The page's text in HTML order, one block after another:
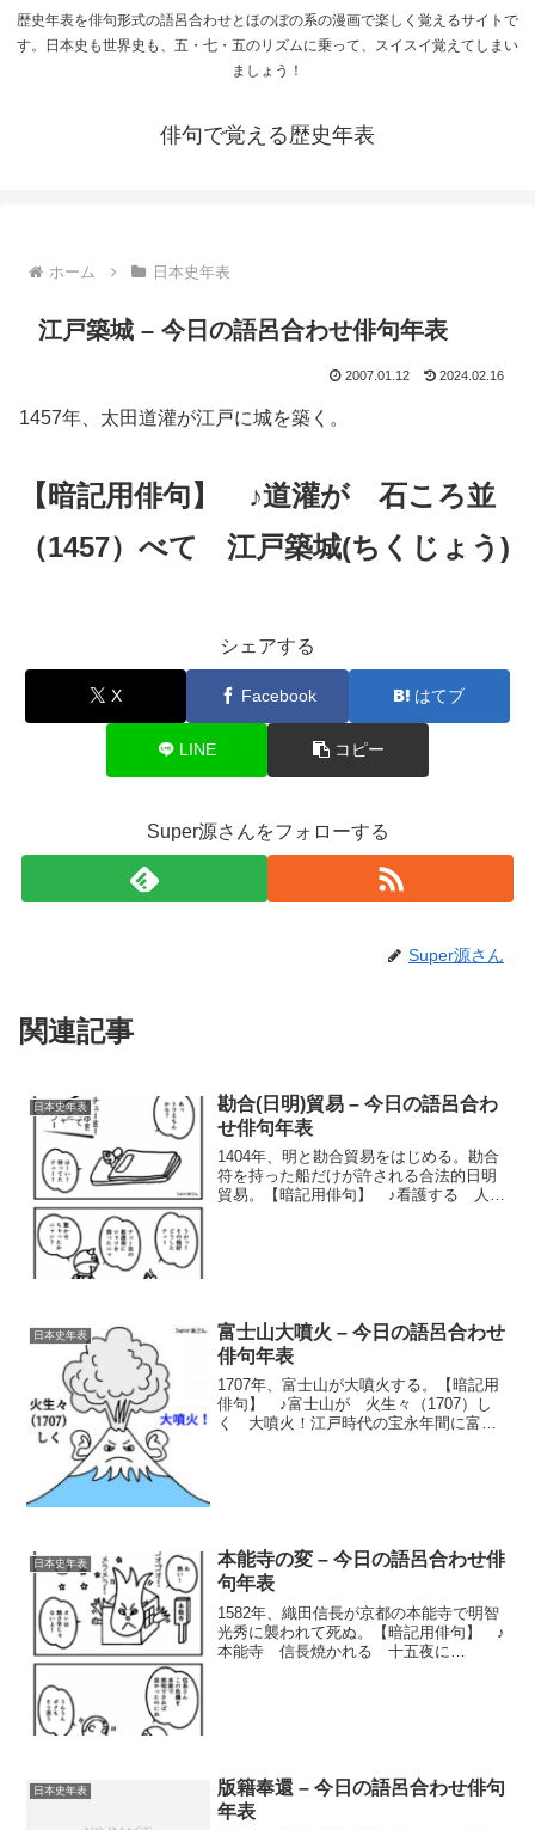
歴史年表を俳句形式の語呂合わせとほのぼの系の漫画で楽しく覚えるサイトで
す。日本史も世界史も、五・七・五のリズムに乗って、スイスイ覚えてしまい
ましょう！
俳句で覚える歴史年表
ホーム 日本史年表
江戸築城 – 今日の語呂合わせ俳句年表
2007.01.12 2024.02.16
1457年、太田道灌が江戸に城を築く。
【暗記用俳句】 ♪道灌が 石ころ並
（1457）べて 江戸築城(ちくじょう)
シェアする
X Facebook はてブ
LINE コピー
Super源さんをフォローする
Super源さん
関連記事
日本史年表
勘合(日明)貿易 – 今日の語呂合わ
せ俳句年表
1404年、明と勘合貿易をはじめる。勘合
符を持った船だけが許される合法的日明
貿易。【暗記用俳句】 ♪看護する 人シ
日本史年表
富士山大噴火 – 今日の語呂合わせ
俳句年表
1707年、富士山が大噴火する。【暗記用
俳句】 ♪富士山が 火生々（1707）し
く 大噴火！江戸時代の宝永年間に富士
日本史年表
本能寺の変 – 今日の語呂合わせ俳
句年表
1582年、織田信長が京都の本能寺で明智
光秀に襲われて死ぬ。【暗記用俳句】 ♪
本能寺 信長焼かれる 十五夜に
日本史年表
版籍奉還 – 今日の語呂合わせ俳句
年表